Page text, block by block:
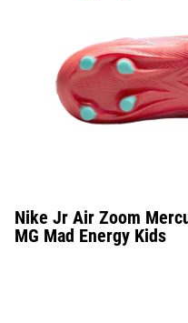
Nike Jr Air Zoom
MG Mad Energy Kids